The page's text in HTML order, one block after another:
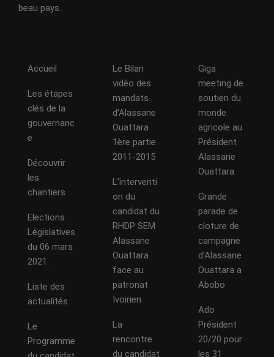
beau pays.
Accueil
Les étapes
clés de la
gouvernanc
e
Découvrir
les
chantiers
Elections
Législatives
du 06 mars
2021.
Liste des
actualités
Le
Programme
Le Bilan
vidéo des
mandats
d’Alassane
Ouattara
1ère partie
2011-2015
L’interventi
on du
candidat du
RHDP SEM
Alassane
Ouattara
face au
patronat
Ivoirien
La
rencontre
du candidat
Giga
meeting de
soutien du
monde
agricole au
Président
Alassane
Ouattara
Grande
parade de
cloture de
campagne
d’Alassane
Ouattara a
Abobo
Ado
Président
20/20 pour
les 31